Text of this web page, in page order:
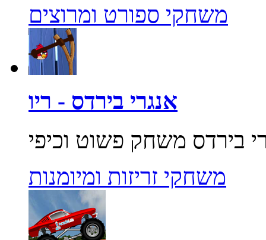
משחקי ספורט ומרוצים
אנגרי בירדס - ריו
משחקי זריזות ומיומנות